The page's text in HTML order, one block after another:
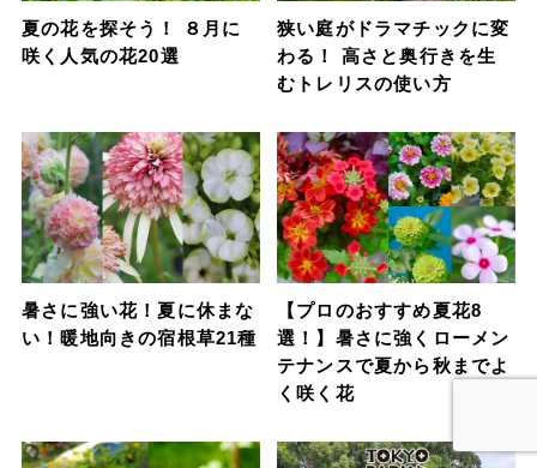
夏の花を探そう！ ８月に
咲く人気の花20選
狭い庭がドラマチックに変
わる！ 高さと奥行きを生
むトレリスの使い方
暑さに強い花！夏に休まな
い！暖地向きの宿根草21種
【プロのおすすめ夏花8
選！】暑さに強くローメン
テナンスで夏から秋までよ
く咲く花